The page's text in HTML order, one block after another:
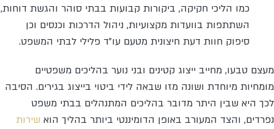
כמו הליכי חקיקה, ביקורות קבועות בבתי סוהר והגשת דוחות,
השתתפות בוועדות מקצועיות, ניהול הדרכות וכנסים וכן
סיפוק חוות דעת חיצונית מטעם עו"ד פלילי לבתי המשפט.
מעצם טבעו, מחייב ייצוג קטינים ובני נוער בהליכים משפטיים
מומחיות מיוחדת ושונה מזו שבאה לידי ביטוי בייצוג בגירים. הסיבה
לכך היא שבין היתר מדובר בהליכים המתנהלים בבתי משפט
נפרדים, והצד המעורב באופן הדומיננטי ביותר בהליך הוא שירות